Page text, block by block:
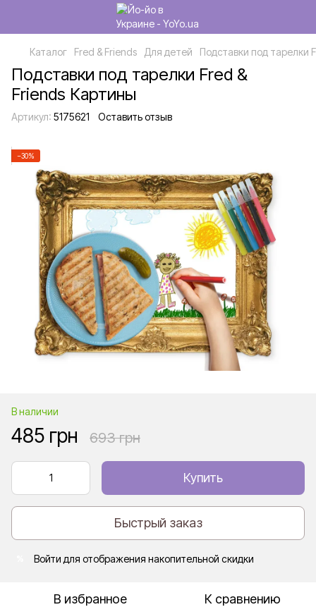
Каталог Fred & Friends Для детей Подставки под тарелки
Подставки под тарелки Fred &
Friends Картины
Артикул: 5175621 Оставить отзыв
−30%
В наличии
485 грн 693 грн
Купить
Быстрый заказ
Войти для отображения накопительной скидки
В избранное К сравнению